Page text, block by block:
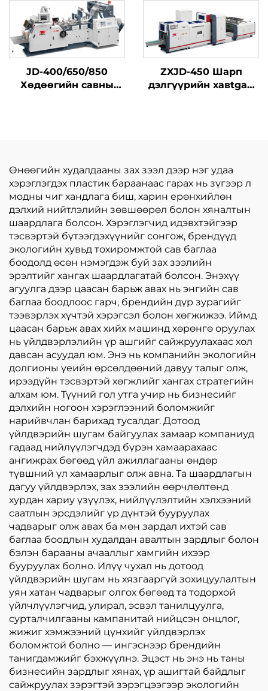
барих үйлдвэрлэлийн
машин төрөл бүрийн
онлайн дулаарал
JD-400/650/850
Хөдөөгийн савны
ZXJD-450 Шарп
дэлгүүрийн хавtgай
Өнөөгийн худалдааны зах зээл дээр нэг удаа
хэрэглэгдэх пластик бараанаас гарах нь зүгээр л
модны чиг хандлага биш, харин ерөнхийлөн
дэлхий нийтлэлийн зөвшөөрөл болон хяналтын
шаардлага болсон. Хэрэглэгчид идэвхтэйгээр
тэсвэртэй бүтээгдэхүүнийг сонгож, брендүүд
экологийн хувьд тохиромжтой сав баглаа
боодолд өсөн нэмэгдэж буй зах зээлийн
эрэлтийг хангах шаардлагатай болсон. Энэхүү
агуулга дээр цаасан барьж авах нь энгийн сав
баглаа боодлоос гарч, брендийн дүр зурагийг
тээвэрлэх хүчтэй хэрэгсэл болон хөгжижээ. Иймд
цаасан барьж авах хийх машинд хөрөнгө оруулах
нь үйлдвэрлэлийн үр ашгийг сайжруулахаас хол
давсан асуудал юм. Энэ нь компанийн экологийн
долгионы үеийн өрсөлдөөний давуу талыг олж,
ирээдүйн тэсвэртэй хөгжлийг хангах стратегийн
алхам юм. Түүний гол утга учир нь бизнесийг
дэлхийн ногоон хэрэглээний боломжийг
нарийвчлан барихад тусалдаг. Дотоод
үйлдвэрийн шугам байгуулах замаар компаниуд
гадаад нийлүүлэгчдэд бүрэн хамаарахаас
ангижрах бөгөөд үйл ажиллагааны өндөр
түвшний үл хамаарлыг олж авна. Та шаардлагын
дагуу үйлдвэрлэх, зах зээлийн өөрчлөлтөнд
хурдан хариу үзүүлэх, нийлүүлэлтийн хэлхээний
саатлын эрсдэлийг үр дүнтэй бууруулах
чадварыг олж авах ба мөн зардал ихтэй сав
баглаа боодлын худалдан авалтын зардлыг болон
бэлэн барааны ачааллыг хамгийн ихээр
бууруулах болно. Илүү чухал нь дотоод
үйлдвэрийн шугам нь хязгааргүй зохицуулалтын
уян хатан чадварыг олгох бөгөөд та тодорхой
үйлчлүүлэгчид, улирал, эсвэл танилцуулга,
сурталчилгааны кампанитай нийцсэн онцлог,
жижиг хэмжээний цүнхийг үйлдвэрлэх
боломжтой болно — ингэснээр брендийн
танигдамжийг бэхжүүлнэ. Эцэст нь энэ нь таны
бизнесийн зардлыг хянах, үр ашигтай байдлыг
сайжруулах зэрэгтэй зэрэгцээгээр экологийн